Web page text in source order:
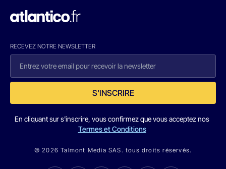
RECEVEZ NOTRE NEWSLETTER
S'INSCRIRE
En cliquant sur s'inscrire, vous confirmez que vous acceptez nos
Termes et Conditions
© 2026 Talmont Media SAS. tous droits réservés.